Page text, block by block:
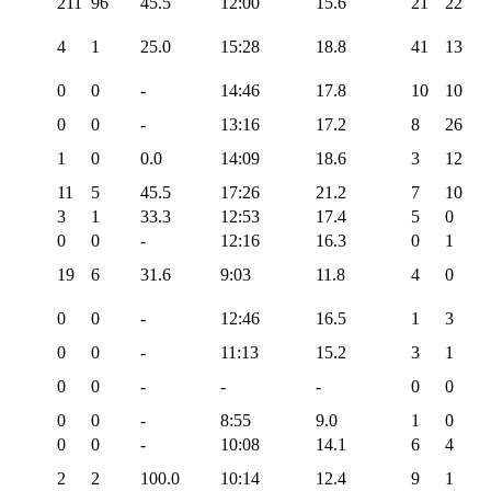
4 1 25.0 15:28 18.8 41 13
0 0 - 14:46 17.8 10
10
0
0 - 13:16 17.2 8
26
1
0 0.0 14:09 18.6 3
12
11
5 45.5 17:26 21.2 7
10
3
1 33.3 12:53 17.4 5
0
0
0 - 12:16 16.3 0
1
19
6 31.6 9:03 11.8 4 0
0 0 - 12:46 16.5 1
3
0
0 - 11:13 15.2 3
1
0
0 - - - 0
0
0
0 - 8:55 9.0 1
0
0
0 - 10:08 14.1 6
4
2
2 100.0 10:14 12.4 9 1